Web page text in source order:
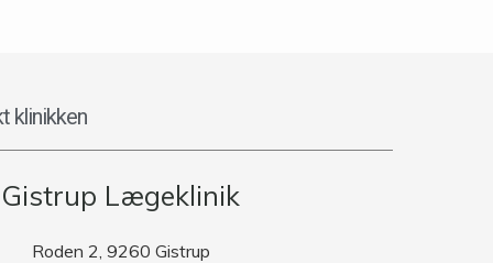
klinikken
Gistrup Lægeklinik
Roden 2, 9260 Gistrup